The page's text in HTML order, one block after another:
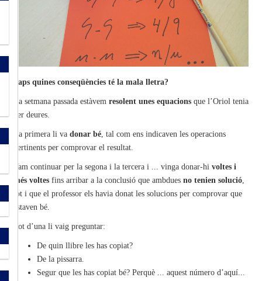
Saps quines conseqüències té la mala lletra?
La setmana passada estàvem resolent unes equacions que l’Oriol tenia
per deures.
La primera li va donar bé, tal com ens indicaven les operacions
pertinents per comprovar el resultat.
Vam continuar per la segona i la tercera i ... vinga donar-hi voltes i
més voltes fins arribar a la conclusió que ambdues no tenien solució,
tot i que el professor els havia donat les solucions per comprovar que
estaven bé.
Tot d’una li vaig preguntar:
De quin llibre les has copiat?
De la pissarra.
Segur que les has copiat bé? Perquè ... aquest número d’aquí...